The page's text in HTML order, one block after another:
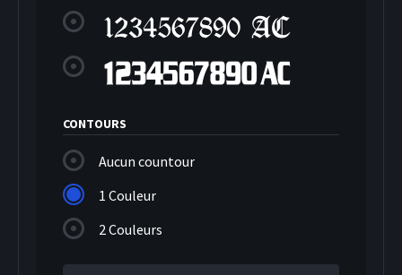
CONTOURS
Aucun countour
1 Couleur
2 Couleurs